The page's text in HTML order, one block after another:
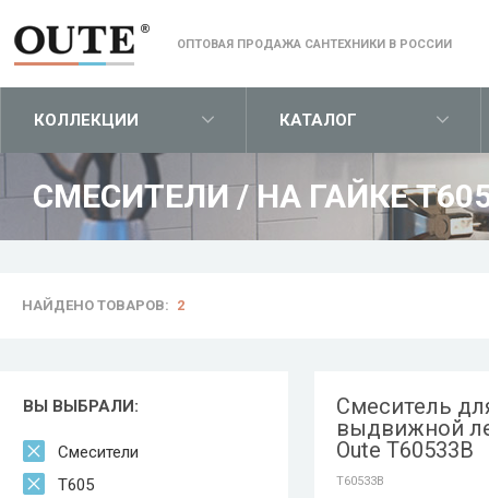
ОПТОВАЯ ПРОДАЖА САНТЕХНИКИ В РОССИИ
КОЛЛЕКЦИИ КАТАЛОГ
СМЕСИТЕЛИ/НА ГАЙКЕ
НАЙДЕНО ТОВАРОВ: 2
ВЫ ВЫБРАЛИ:
Смесители
T605
Смеситель
выдвижной
Oute T60533B
T60533B